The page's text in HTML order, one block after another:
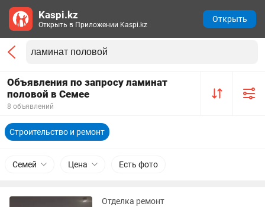
Объявления по запросу ламинат
половой в Семее
8 объявлений
Строительство и ремонт
Семей Цена Есть фото
Отделка ремонт
Kaspi.kz
Открыть в Приложении Kaspi.kz
Открыть